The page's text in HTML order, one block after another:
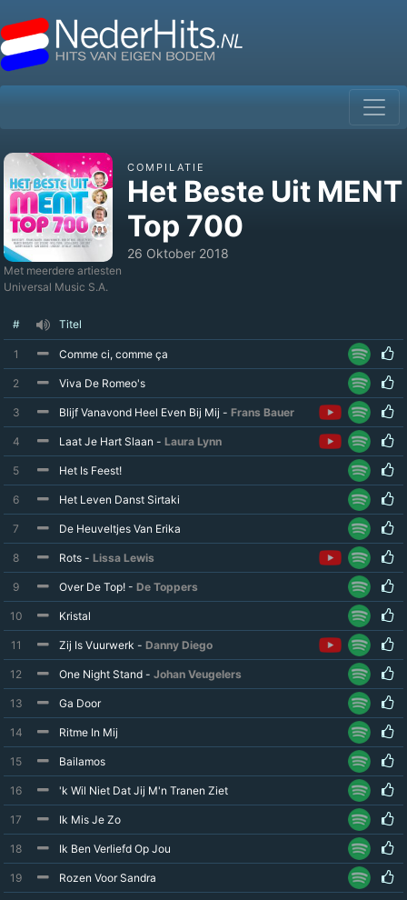
COMPILATIE
Het Beste Uit MENT
Top 700
26 Oktober 2018
Met meerdere artiesten
Universal Music S.A.
# Titel
1 Comme ci, comme ça
2 Viva De Romeo's
3 Blijf Vanavond Heel Even Bij Mij - Frans Bauer
4 Laat Je Hart Slaan - Laura Lynn
5 Het Is Feest!
6 Het Leven Danst Sirtaki
7 De Heuveltjes Van Erika
8 Rots - Lissa Lewis
9 Over De Top! - De Toppers
10 Kristal
11 Zij Is Vuurwerk - Danny Diego
12 One Night Stand - Johan Veugelers
13 Ga Door
14 Ritme In Mij
15 Bailamos
16 'k Wil Niet Dat Jij M'n Tranen Ziet
17 Ik Mis Je Zo
18 Ik Ben Verliefd Op Jou
19 Rozen Voor Sandra